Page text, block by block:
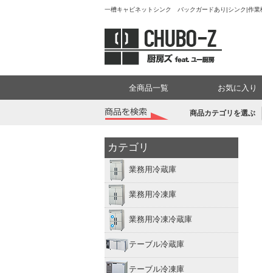
一槽キャビネットシンク バックガードあり|シンク|作業
全商品一覧 お気に入り
商品カテゴリを選ぶ
カテゴリ
業務用冷蔵庫
業務用冷凍庫
業務用冷凍冷蔵庫
テーブル冷蔵庫
テーブル冷凍庫